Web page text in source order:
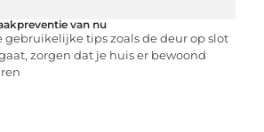
van nu
gebruikelijke tips zoals de deur op slot
zorgen dat je huis er bewoond